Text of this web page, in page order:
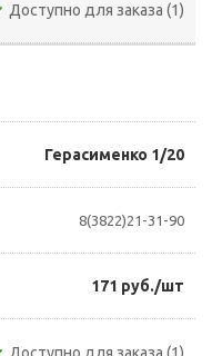
Доступно для заказа (1)
Герасименко 1/20
8(3822)21-31-90
171 руб./шт